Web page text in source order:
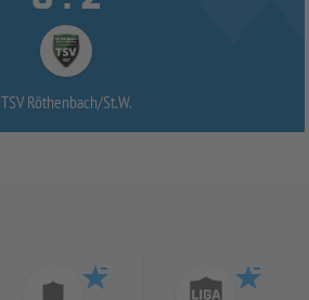
TSV Röthenbach/St.W.